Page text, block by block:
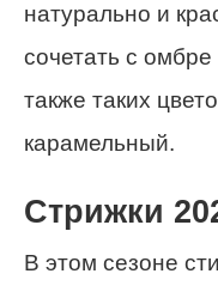
натурально и
сочетать с
также таких
карамельный.
Стрижки
В этом сезоне